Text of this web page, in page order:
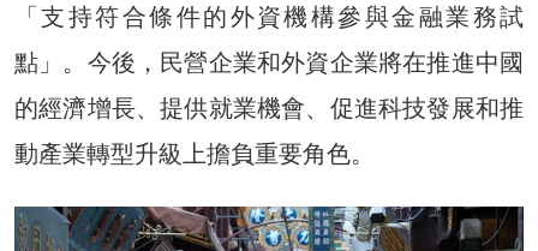
「支持符合條件的外資機構參與金融業務試
點」。今後，民營企業和外資企業將在推進中國
的經濟增長、提供就業機會、促進科技發展和推
動產業轉型升級上擔負重要角色。